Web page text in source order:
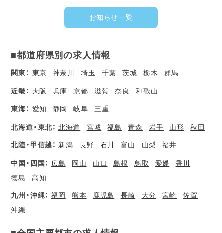
お知らせ一覧
■都道府県別の求人情報
関東： 東京 神奈川 埼玉 千葉 茨城 栃木 群馬
近畿： 大阪 兵庫 京都 滋賀 奈良 和歌山
東海： 愛知 静岡 岐阜 三重
北海道・東北： 北海道 宮城 福島 青森 岩手 山形 秋田
北陸・甲信越： 新潟 長野 石川 富山 山梨 福井
中国・四国： 広島 岡山 山口 島根 鳥取 愛媛
香川
徳島
高知
九州・沖縄： 福岡 熊本 鹿児島 長崎 大分 宮崎
佐賀
沖縄